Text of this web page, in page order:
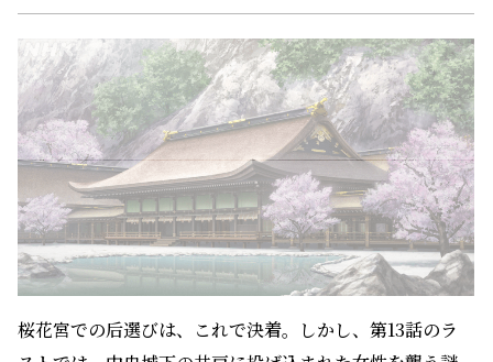
桜花宮での后選びは、これで決着。しかし、第13話のラ
ストでは、中央城下の井戸に投げ込まれた女性を襲う謎
の生き物の存在が描かれている。そう、ここから新たな
ステージに突入し、原作「八咫
やた
烏シリーズ」の第3作
「黄金
きん
の烏」をもとにした物語がスタートするのだ！